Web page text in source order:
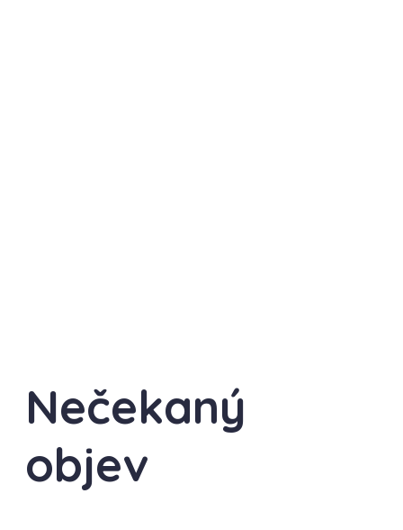
Nečekaný
objev